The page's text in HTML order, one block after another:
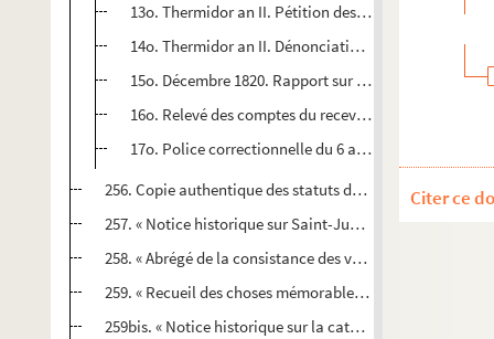
13o. Thermidor an II. Pétition des citoyennes Desfossés
14o. Thermidor an II. Dénonciation contre plusieurs
15o. Décembre 1820. Rapport sur la dette de guerre
16o. Relevé des comptes du receveur municipal de
17o. Police correctionnelle du 6 août 1818. Affaire
256. Copie authentique des statuts des tonneliers des
257. « Notice historique sur Saint-Just, député à la
258. « Abrégé de la consistance des villes, bourgs et
259. « Recueil des choses mémorables, tiré des titres qui
259bis. « Notice historique sur la cathédrale de Laon, par
Citer ce